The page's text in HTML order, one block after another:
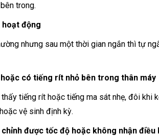
trong.
động
nhưng sau một thời gian ngắn thì tự
có tiếng rít nhỏ bên trong thân máy
thấy tiếng rít hoặc tiếng ma sát nhẹ, đôi
vệ sinh định kỳ.
được tốc độ hoặc không nhận điều